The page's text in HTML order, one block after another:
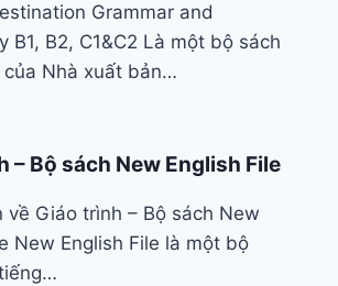
Grammar and
B1, B2, C1&C2 Là một bộ sách
Nhà xuất bản…
– Bộ sách New English File
về Giáo trình – Bộ sách New
New English File là một bộ